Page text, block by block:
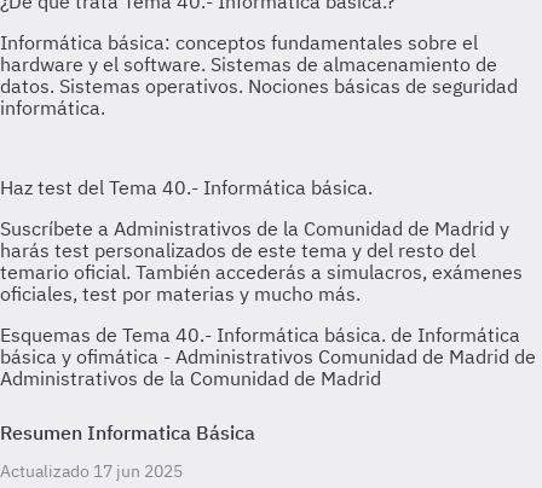
Esquemas de Tema 40.- Informática básica. de Informática
básica y ofimática - Administrativos Comunidad de Madrid de
Administrativos de la Comunidad de Madrid
Resumen Informatica Básica
Actualizado 17 jun 2025